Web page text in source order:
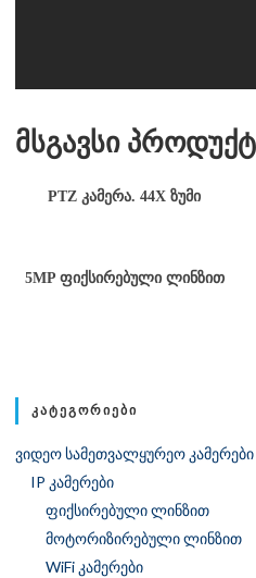
მსგავსი
PTZ ᲙᲐᲛᲔᲠᲐ. 44X ᲖᲣᲛᲘ
5MP ᲤᲘᲥᲡᲘᲠᲔᲑᲣᲚᲘ ᲚᲘᲜᲖᲘᲗ
ᲙᲐᲢᲔᲒᲝᲠᲘᲔᲑᲘ
ვიდეო სამეთვალყურეო კამერები
IP კამერები
ფიქსირებული ლინზით
მოტორიზირებული ლინზით
WiFi კამერები